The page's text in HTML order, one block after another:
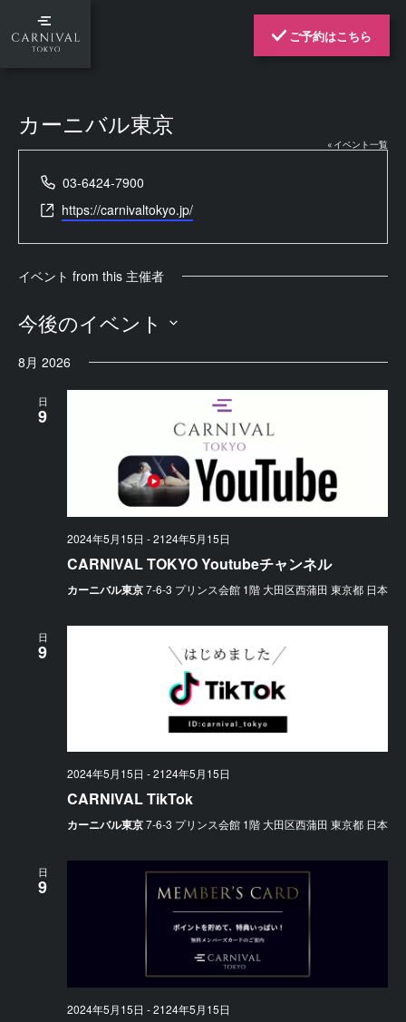
ご予約はこちら
カーニバル東京
« イベント一覧
Phone03-6424-7900
Website
https://carnivaltokyo.jp/
イベント from this 主催者
今後のイベント
を
選
8月 2026
日
9
2024年5月15日 -2124年5月15日
CARNIVAL TOKYO Youtubeチャンネル
カーニバル東京7-6-3 プリンス会館 1階 大田区西蒲田 東京都 日本
日
9
2024年5月15日 -2124年5月15日
CARNIVAL TikTok
カーニバル東京7-6-3 プリンス会館 1階 大田区西蒲田 東京都 日本
日
9
2024年5月15日 -2124年5月15日